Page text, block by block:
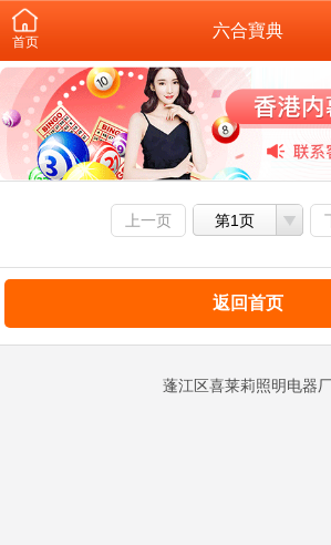
首页
六合寶典
上一页 第1页
返回首页
蓬江区喜莱莉照明电器